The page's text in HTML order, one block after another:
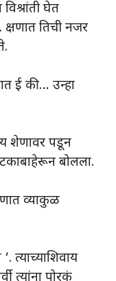
घेत
क्षणात तिची नजर
ई की… उन्हा
शेणावर पडून
बोलला.
व्याकुळ
त्याच्याशिवाय